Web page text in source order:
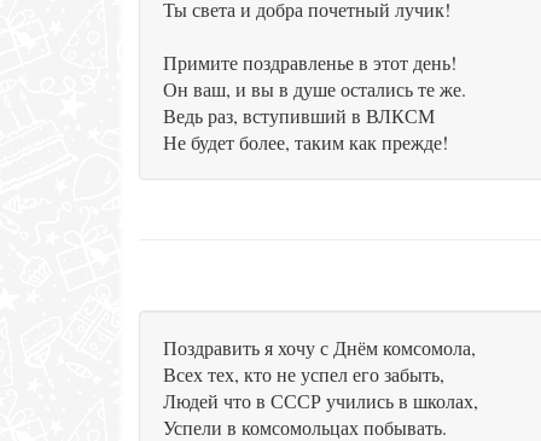
Ты света и добра почетный лучик!
Примите поздравленье в этот день!
Он ваш, и вы в душе остались те же.
Ведь раз, вступивший в ВЛКСМ
Не будет более, таким как прежде!
Поздравить я хочу с Днём комсомола,
Всех тех, кто не успел его забыть,
Людей что в СССР учились в школах,
Успели в комсомольцах побывать.